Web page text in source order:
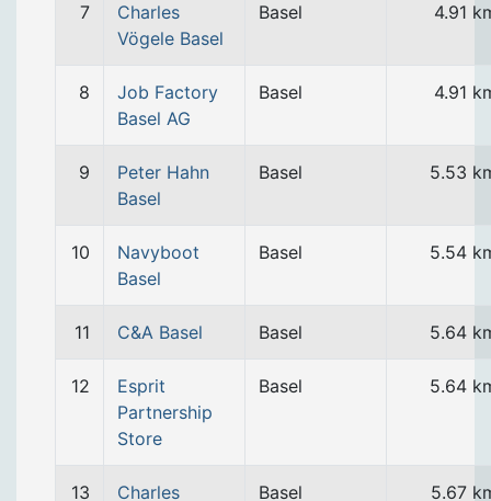
7
Charles
Vögele Basel
Basel 4.91
8
Job Factory
Basel AG
Basel 4.91
9
Peter Hahn
Basel
Basel 5.53
10
Navyboot
Basel
Basel 5.54
11 C&A Basel Basel 5.64
12
Esprit
Partnership
Store
Basel 5.64
13 Charles Basel 5.67